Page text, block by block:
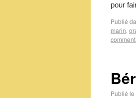
pour
Publié
marin,
Publié le